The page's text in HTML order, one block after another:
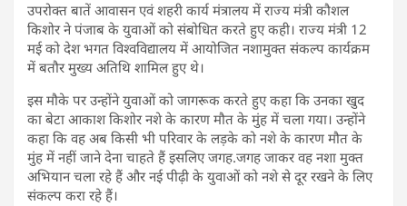
उपरोक्त बातें आवासन एवं शहरी कार्य मंत्रालय में राज्य मंत्री कौशल
किशोर ने पंजाब के युवाओं को संबोधित करते हुए कही। राज्य मंत्री 12
मई को देश भगत विश्वविद्यालय में आयोजित नशामुक्त संकल्प कार्यक्रम
में बतौर मुख्य अतिथि शामिल हुए थे।
इस मौके पर उन्होंने युवाओं को जागरूक करते हुए कहा कि उनका खुद
का बेटा आकाश किशोर नशे के कारण मौत के मुंह में चला गया। उन्होंने
कहा कि वह अब किसी भी परिवार के लड़के को नशे के कारण मौत के
मुंह में नहीं जाने देना चाहते हैं इसलिए जगह.जगह जाकर वह नशा मुक्त
अभियान चला रहे हैं और नई पीढ़ी के युवाओं को नशे से दूर रखने के लिए
संकल्प करा रहे हैं।